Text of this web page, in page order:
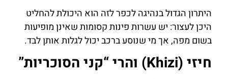
היתרון הגדול בנהיגה לכפר לזה הוא היכולת להחליט
היכן לעצור: יש עשרות פינות קסומות שאינן מופיעות
בשום מפה, אך מי שנוסע ברכב יכול לגלות אותן לבד.
חיזי (Khizi) והרי “קני הסוכריות”